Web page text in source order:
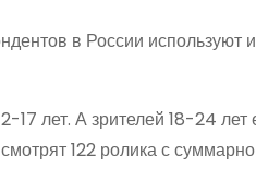
в России используют
17 лет. А зрителей 18-24
122 ролика с